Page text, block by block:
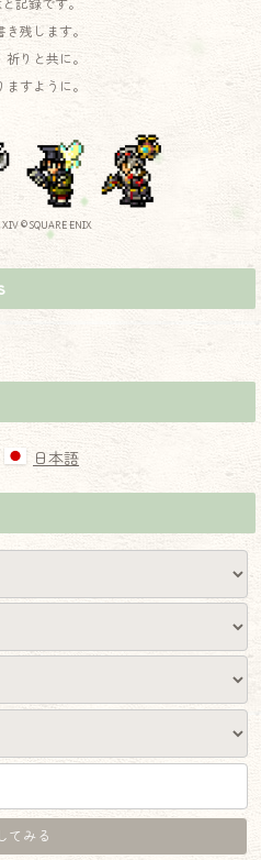
記録です。
残します。
祈りと共に。
すように。
© SQUARE ENIX
日本語